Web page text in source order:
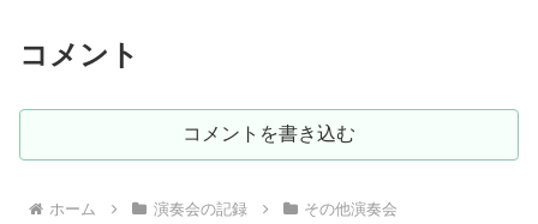
コメント
コメントを書き込む
ホーム 演奏会の記録 その他演奏会